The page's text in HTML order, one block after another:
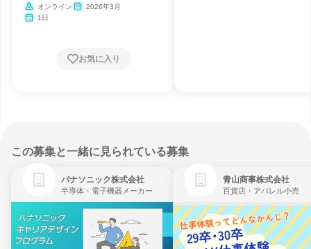
オンライン
2026年3月
1日
お気に入り
この募集と一緒に見られている募集
パナソニック株式会社
半導体・電子機器メーカー
青山商事株式会社
百貨店・アパレル小売